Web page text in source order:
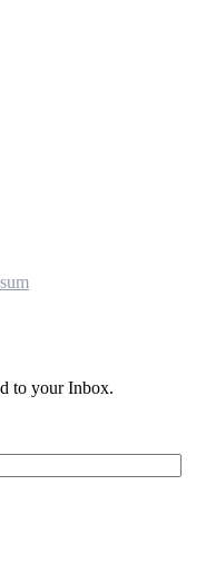
to your Inbox.